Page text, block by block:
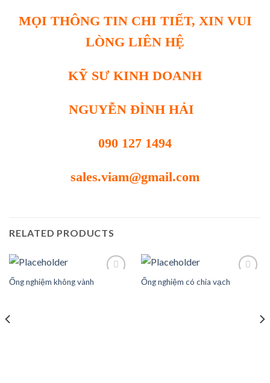
MỌI THÔNG TIN CHI TIẾT, XIN VUI
LÒNG LIÊN HỆ
KỸ SƯ KINH DOANH
NGUYỄN ĐÌNH HẢI
090 127 1494
sales.viam@gmail.com
RELATED PRODUCTS
Ống nghiệm không vành Ống nghiệm có chia vạch